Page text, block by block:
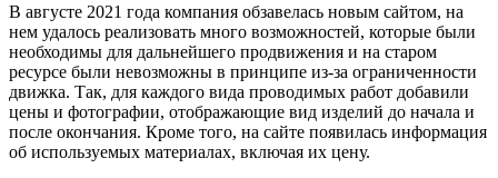
В августе 2021 года компания обзавелась новым сайтом, на
нем удалось реализовать много возможностей, которые были
необходимы для дальнейшего продвижения и на старом
ресурсе были невозможны в принципе из-за ограниченности
движка. Так, для каждого вида проводимых работ добавили
цены и фотографии, отображающие вид изделий до начала и
после окончания. Кроме того, на сайте появилась информация
об используемых материалах, включая их цену.